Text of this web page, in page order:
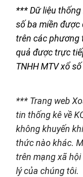
*** Dữ liệu
số ba miền được
trên các phương
quả được trực
TNHH MTV xổ
*** Trang web
tin thống kê về
không khuyến
thức nào khác.
trên mạng xã
lý của chúng tôi.